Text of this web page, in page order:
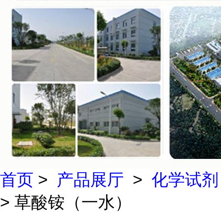
首页 > 产品展厅 > 化学试剂
> 草酸铵（一水）